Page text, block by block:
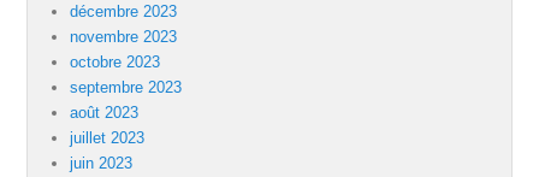
décembre 2023
novembre 2023
octobre 2023
septembre 2023
août 2023
juillet 2023
juin 2023